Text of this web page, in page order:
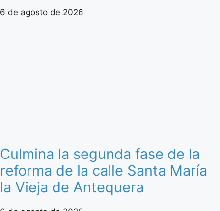
6 de agosto de 2026
Culmina la segunda fase de la
reforma de la calle Santa María
la Vieja de Antequera